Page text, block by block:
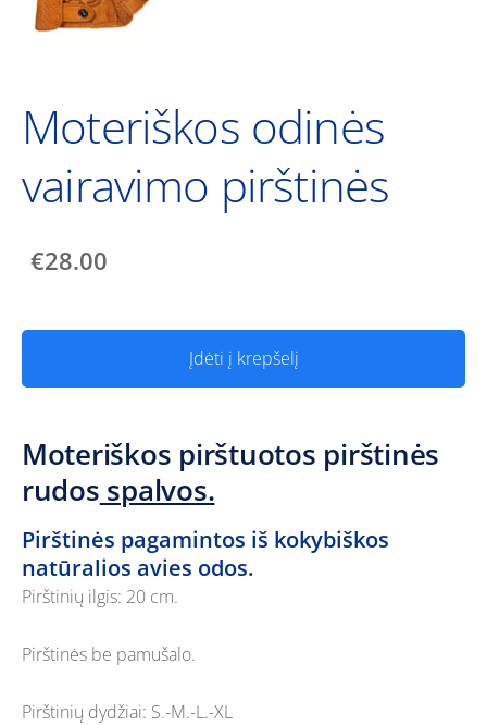
Moteriškos odinės
vairavimo pirštinės
€28.00
Įdėti į krepšelį
Moteriškos pirštuotos pirštinės
rudos spalvos.
Pirštinės pagamintos iš kokybiškos
natūralios avies odos.
Pirštinių ilgis: 20 cm.
Pirštinės be pamušalo.
Pirštinių dydžiai: S.-M.-L.-XL